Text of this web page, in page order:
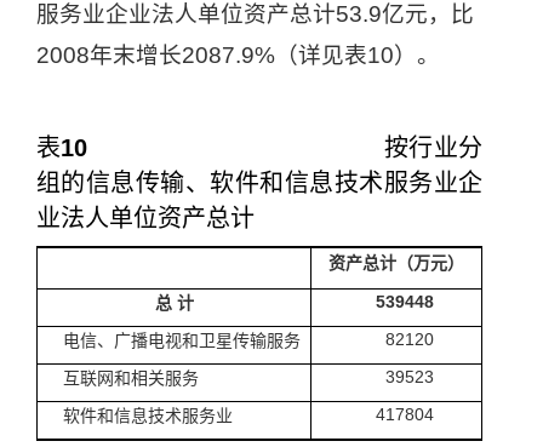
服务业企业法人单位资产总计53.9亿元，比
2008年末增长2087.9% （详见表10）。
表10
按行业分
组的信息传输、软件和信息技术服务业企
业法人单位资产总计
资产总计 （万元）
总 计
539448
电信、广播电视和卫星传输服务
82120
互联网和相关服务
39523
软件和信息技术服务业
417804